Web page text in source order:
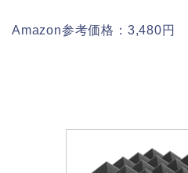
Amazon参考価格：3,480円